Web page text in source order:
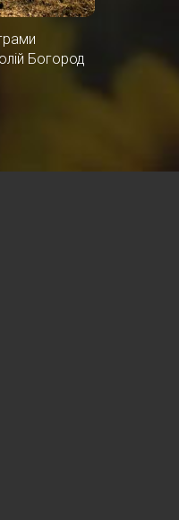
Богород